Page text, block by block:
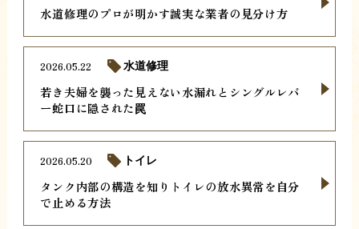
水道修理のプロが明かす誠実な業者の見分け方
若き夫婦を襲った見えない水漏れとシングルレバ
ー蛇口に隠された罠
2026.05.22 水道修理
タンク内部の構造を知りトイレの放水異常を自分
で止める方法
2026.05.20 トイレ